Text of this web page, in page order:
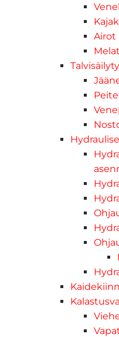
Airot
Melat